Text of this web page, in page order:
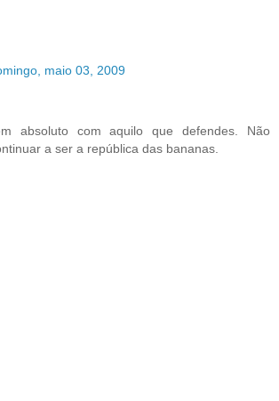
maio 03, 2009
absoluto com aquilo que defendes. Não
a ser a república das bananas.